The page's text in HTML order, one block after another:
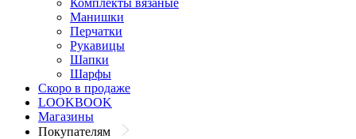
Комплекты вязаные
Манишки
Перчатки
Рукавицы
Шапки
Шарфы
Скоро в продаже
LOOKBOOK
Магазины
Покупателям